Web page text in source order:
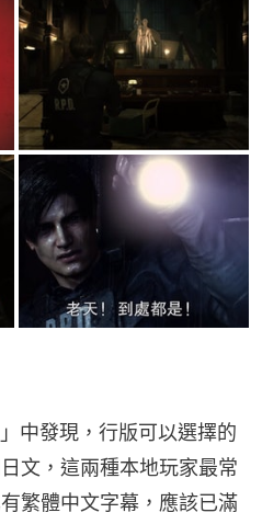
中發現，行版可以選擇的
文，這兩種本地玩家最常
繁體中文字幕，應該已滿